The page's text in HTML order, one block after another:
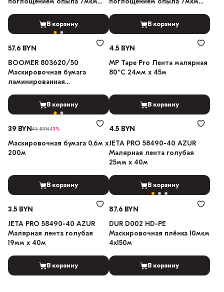
поглощением опыла 7мкм
В корзину
поглощением опыла 7мкм
В корзину
57.6 BYN
BOOMER 803620/50
Маскировочная бумага
ламинированная
В корзину
4.5 BYN
MP Tape Pro Лента малярная
80°C 24мм х 45м
В корзину
39 BYN45 BYN-13%
Маскировочная бумага 0,6м х
200м
В корзину
4.5 BYN
JETA PRO 58490-40 AZUR
Малярная лента голубая
25мм х 40м
В корзину
3.5 BYN
JETA PRO 58490-40 AZUR
Малярная лента голубая
19мм х 40м
В корзину
87.6 BYN
DUR D002 HD-PE
Маскировочная плёнка 10мкм
4х150м
В корзину